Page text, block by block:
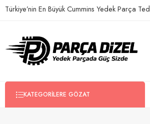
Türkiye’nin En Büyük Cummins Yedek Parça
KATEGORILERE GÖZAT